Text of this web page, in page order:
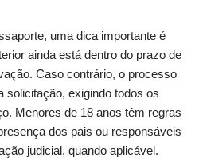
uma dica importante é
ainda está dentro do prazo de
Caso contrário, o processo
solicitação, exigindo todos os
Menores de 18 anos têm regras
dos pais ou responsáveis
judicial, quando aplicável.